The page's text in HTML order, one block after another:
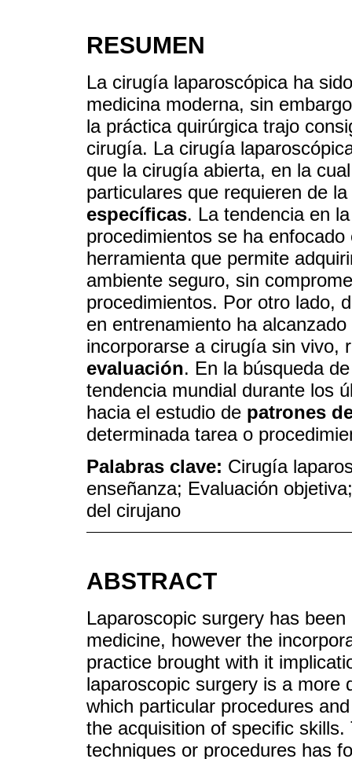
RESUMEN
La cirugía laparoscópica ha
medicina moderna, sin
la práctica quirúrgica trajo
cirugía. La cirugía
que la cirugía abierta, en la
particulares que requieren de la
específicas. La tendencia en
procedimientos se ha
herramienta que permite
ambiente seguro, sin
procedimientos. Por otro lado,
en entrenamiento ha
incorporarse a cirugía sin vivo,
evaluación. En la búsqueda
tendencia mundial durante los
hacia el estudio de patrones
determinada tarea o
Palabras clave: Cirugía
enseñanza; Evaluación
del cirujano
ABSTRACT
Laparoscopic surgery has
medicine, however the
practice brought with it
laparoscopic surgery is a more
which particular procedures
the acquisition of specific
techniques or procedures has